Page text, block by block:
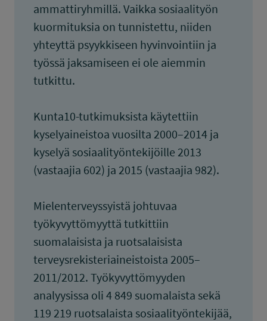
ammattiryhmillä. Vaikka sosiaalityön
kuormituksia on tunnistettu, niiden
yhteyttä psyykkiseen hyvinvointiin ja
työssä jaksamiseen ei ole aiemmin
tutkittu.
Kunta10-tutkimuksista käytettiin
kyselyaineistoa vuosilta 2000–2014 ja
kyselyä sosiaalityöntekijöille 2013
(vastaajia 602) ja 2015 (vastaajia 982).
Mielenterveyssyistä johtuvaa
työkyvyttömyyttä tutkittiin
suomalaisista ja ruotsalaisista
terveysrekisteriaineistoista 2005–
2011/2012. Työkyvyttömyyden
analyysissa oli 4 849 suomalaista sekä
119 219 ruotsalaista sosiaalityöntekijää,